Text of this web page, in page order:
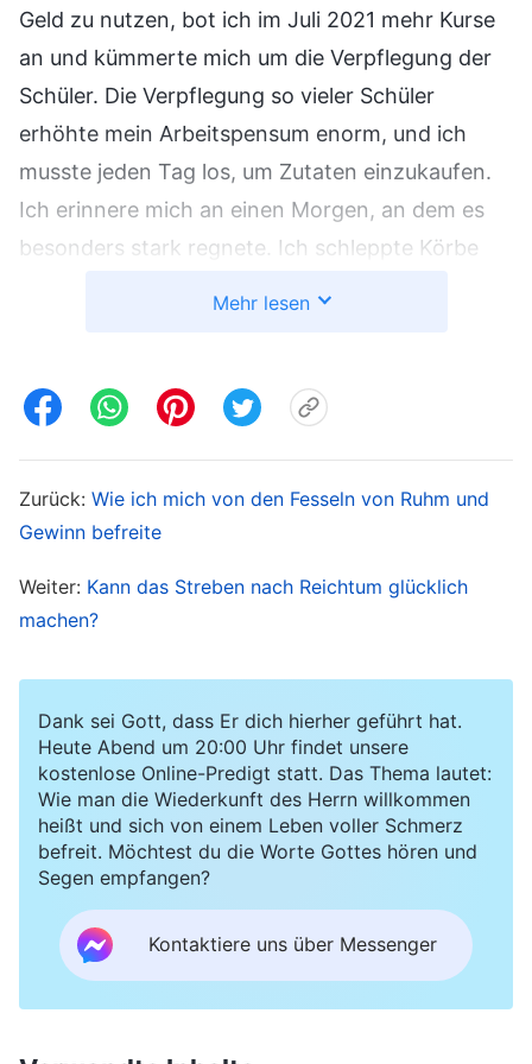
Geld zu nutzen, bot ich im Juli 2021 mehr Kurse
an und kümmerte mich um die Verpflegung der
Schüler. Die Verpflegung so vieler Schüler
erhöhte mein Arbeitspensum enorm, und ich
musste jeden Tag los, um Zutaten einzukaufen.
Ich erinnere mich an einen Morgen, an dem es
besonders stark regnete. Ich schleppte Körbe
überhaupt nichts aus. Ich dachte bei mir: „Es ist
gezählt, und ich bin dem guten Leben, nach dem
Gedanke daran machte mich glücklich. Doch ich
hätte nie erwartet, dass ich in der dritten
einstellen mussten. Das traf mich wie ein Blitz
aus heiterem Himmel. Ich hatte enorme Arbeit in
die Vorbereitung dieser Sommerkurse gesteckt
und viel Arbeitskraft, Material und Geld
investiert. Nach meinem Plan hätte ich das Geld
problemlos einstreichen können, wenn ich nur
diesen Monat überstanden hätte, aber zu diesem
Zeitpunkt war erst die Hälfte des Unterrichts
Mehr lesen
Zurück: Wie ich mich von den Fesseln von Ruhm und
Gewinn befreite
Weiter: Kann das Streben nach Reichtum glücklich
machen?
Dank sei Gott, dass Er dich hierher geführt hat.
Heute Abend um 20:00 Uhr findet unsere
kostenlose Online-Predigt statt. Das Thema lautet:
Wie man die Wiederkunft des Herrn willkommen
heißt und sich von einem Leben voller Schmerz
befreit. Möchtest du die Worte Gottes hören und
Segen empfangen?
Kontaktiere uns über Messenger